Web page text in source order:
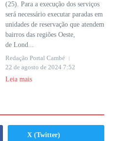
(25). Para a execução dos serviços
será necessário executar paradas em
unidades de reservação que atendem
bairros das regiões Oeste,
de Lond...
Redação Portal Cambé
22 de agosto de 2024 7:52
Leia mais
X (Twitter)